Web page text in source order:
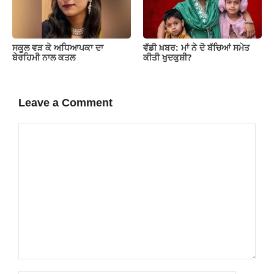
ਸਕੂਲ ਵੜ ਕੇ ਅਧਿਆਪਕਾ ਦਾ
ਬੇਰਹਿਮੀ ਨਾਲ ਕਤਲ
ਵੱਡੀ ਖ਼ਬਰ: ਮਾਂ ਨੇ ਦੋ ਬੱਚਿਆਂ ਸਮੇਤ
ਕੀਤੀ ਖੁਦਕੁਸ਼ੀ?
Leave a Comment